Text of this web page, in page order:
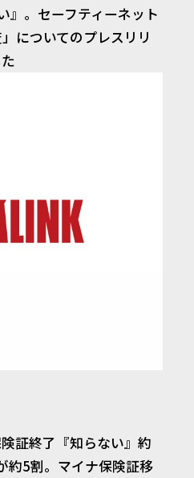
』。セーフティーネット
についてのプレスリリ
証終了『知らない』約
約5割。マイナ保険証移